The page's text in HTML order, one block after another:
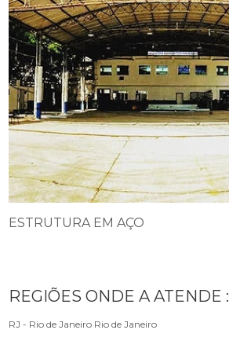
ESTRUTURA EM AÇO
REGIÕES ONDE A ATENDE :
RJ - Rio de Janeiro Rio de Janeiro